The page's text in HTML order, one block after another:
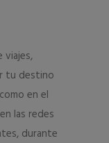
viajes,
tu destino
en el
las redes
durante